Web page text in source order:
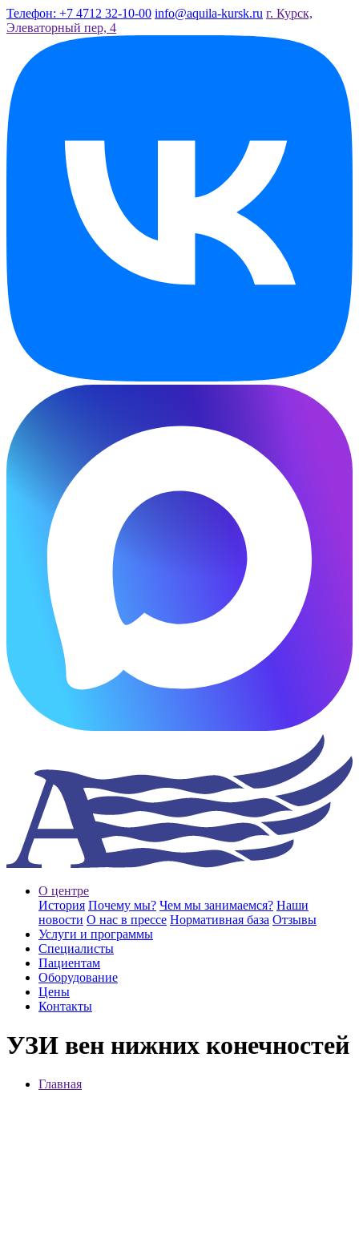
Телефон: +7 4712 32-10-00 info@aquila-kursk.ru г. Курск,
Элеваторный пер, 4
О центре
История Почему мы? Чем мы занимаемся? Наши
новости О нас в прессе Нормативная база Отзывы
Услуги и программы
Специалисты
Пациентам
Оборудование
Цены
Контакты
УЗИ вен нижних конечностей
Главная